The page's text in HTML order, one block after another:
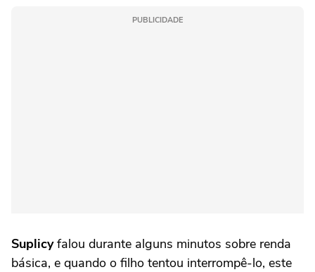
PUBLICIDADE
Suplicyfalou durante alguns minutos sobre renda
básica, e quando o filho tentou interrompê-lo, este